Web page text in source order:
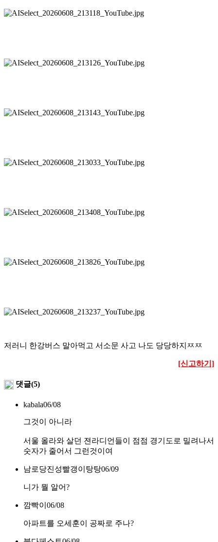
저러니 한강버스 말아먹고 서소문 사고 나도 당당하지ㅉㅉ
[신고하기]
댓글(5)
kabala06/08
그것이 아니라
서울 올라와 살던 젼라디언들이 점점 경기도로 밀려나서
숫자가 줄어서 그런것이여
남로당진성빨갱이탕탕06/09
니가 뭘 알어?
깜빡이 06/08
아파트를 오세훈이 공짜로 주나?